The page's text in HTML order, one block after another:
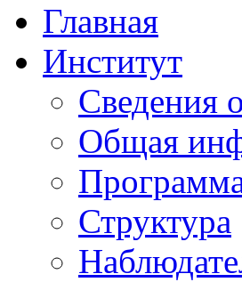
Главная
Институт
Сведения
Общая
Структура